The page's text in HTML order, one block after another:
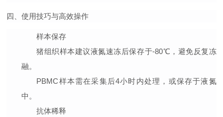
四、使用技巧与高效操作
样本保存
猪组织样本建议液氮速冻后保存于-80℃，避免反复冻
融。
PBMC样本需在采集后4小时内处理，或保存于液氮
中。
抗体稀释